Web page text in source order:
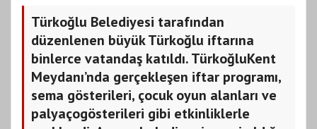
Türkoğlu Belediyesi tarafından
düzenlenen büyük Türkoğlu iftarına
binlerce vatandaş katıldı. TürkoğluKent
Meydanı’nda gerçekleşen iftar programı,
sema gösterileri, çocuk oyun alanları ve
palyaçogösterileri gibi etkinliklerle